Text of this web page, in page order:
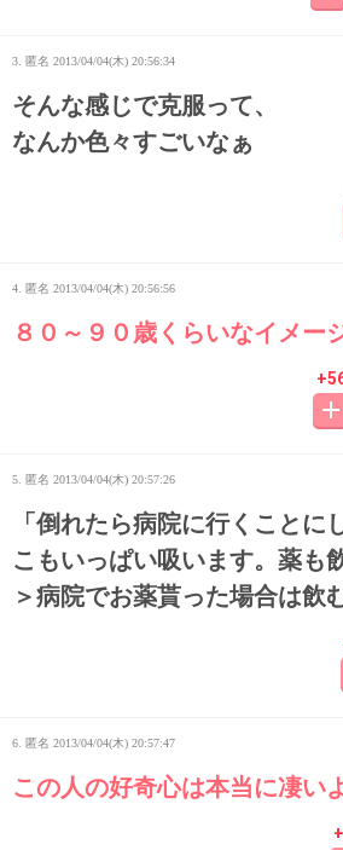
3. 匿名 2013/04/04(木) 20:56:34
そんな感じで克服って、
なんか色々すごいなぁ
4. 匿名 2013/04/04(木) 20:56:56
８０～９０歳くらいなイメ
5. 匿名 2013/04/04(木) 20:57:26
「倒れたら病院に行くことに
こもいっぱい吸います。薬も
＞病院でお薬貰った場合は飲
6. 匿名 2013/04/04(木) 20:57:47
この人の好奇心は本当に凄い